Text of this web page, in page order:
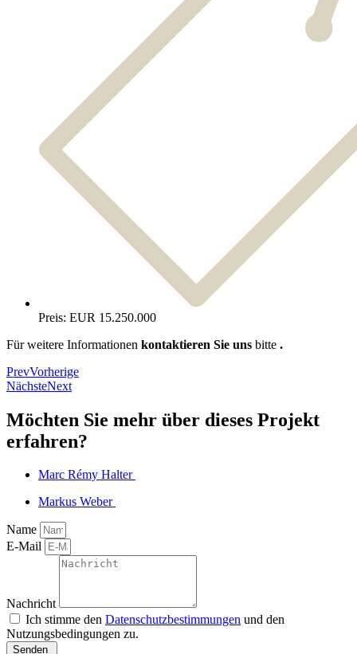
Preis: EUR 15.250.000
Für weitere Informationen kontaktieren Sie uns bitte .
PrevVorherige
NächsteNext
Möchten Sie mehr über dieses Projekt
erfahren?
Marc Rémy Halter ︎
Markus Weber ︎
Name
E-Mail
Nachricht
Ich stimme den Datenschutzbestimmungen und den
Nutzungsbedingungen zu.
Senden ︎